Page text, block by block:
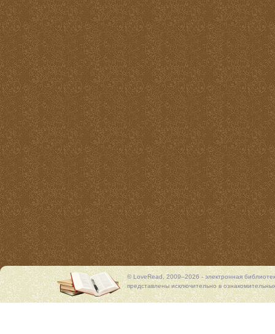
© LoveRead, 2009–2026 - электронная
представлены исключительно в